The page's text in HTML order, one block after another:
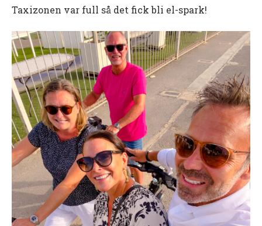
Taxizonen var full så det fick bli el-spark!